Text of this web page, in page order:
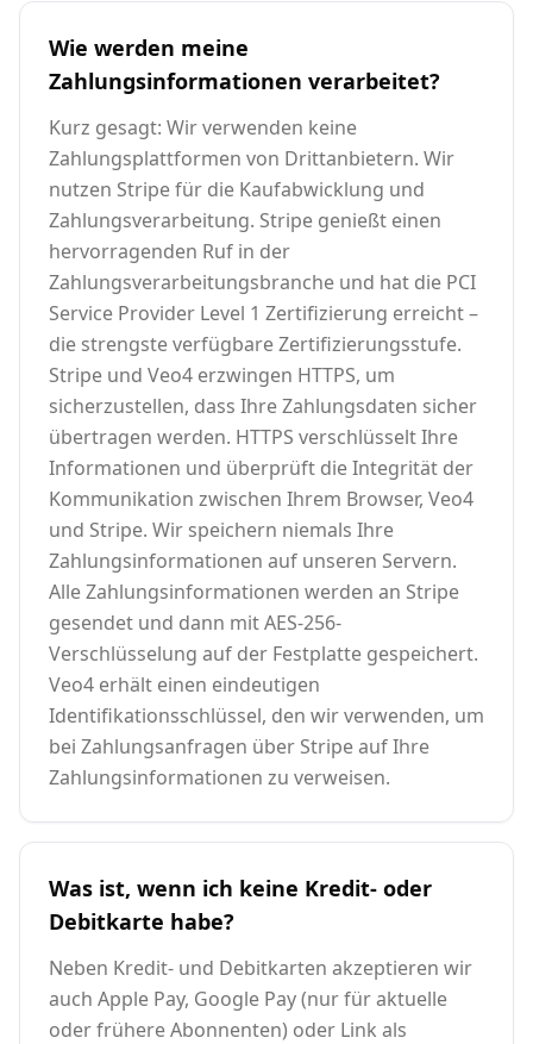
Wie werden meine
Zahlungsinformationen verarbeitet?
Kurz gesagt: Wir verwenden keine
Zahlungsplattformen von Drittanbietern. Wir
nutzen Stripe für die Kaufabwicklung und
Zahlungsverarbeitung. Stripe genießt einen
hervorragenden Ruf in der
Zahlungsverarbeitungsbranche und hat die PCI
Service Provider Level 1 Zertifizierung erreicht –
die strengste verfügbare Zertifizierungsstufe.
Stripe und Veo4 erzwingen HTTPS, um
sicherzustellen, dass Ihre Zahlungsdaten sicher
übertragen werden. HTTPS verschlüsselt Ihre
Informationen und überprüft die Integrität der
Kommunikation zwischen Ihrem Browser, Veo4
und Stripe. Wir speichern niemals Ihre
Zahlungsinformationen auf unseren Servern.
Alle Zahlungsinformationen werden an Stripe
gesendet und dann mit AES-256-
Verschlüsselung auf der Festplatte gespeichert.
Veo4 erhält einen eindeutigen
Identifikationsschlüssel, den wir verwenden, um
bei Zahlungsanfragen über Stripe auf Ihre
Zahlungsinformationen zu verweisen.
Was ist, wenn ich keine Kredit- oder
Debitkarte habe?
Neben Kredit- und Debitkarten akzeptieren wir
auch Apple Pay, Google Pay (nur für aktuelle
oder frühere Abonnenten) oder Link als